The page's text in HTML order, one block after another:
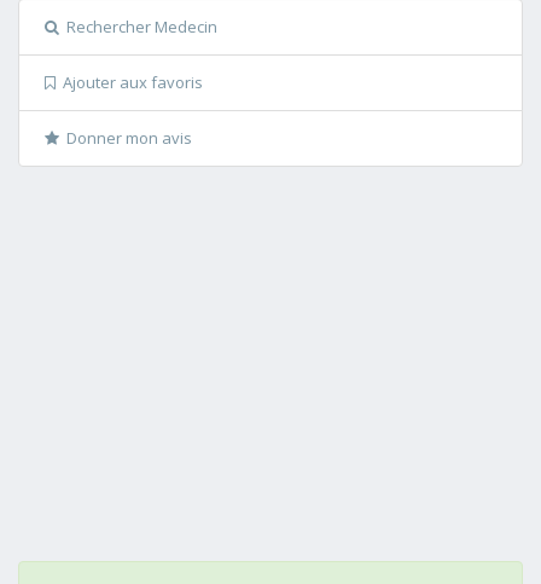
Rechercher Medecin
Ajouter aux favoris
Donner mon avis